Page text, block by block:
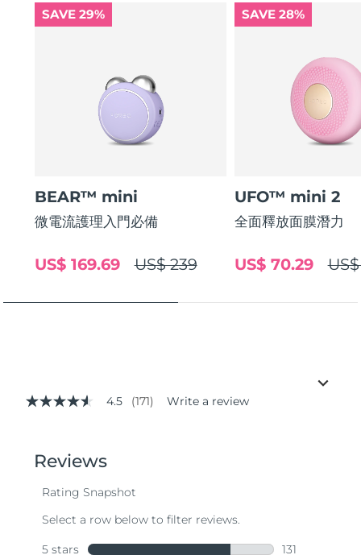
SAVE 29%
BEAR™ mini
微電流護理入門必備
US$ 239
US$ 169.69
SAVE 28%
UFO™ mini 2
全面釋放面膜潛力
US$ 70.29
4.5
stars,
average
value.
171
Same
4.5 (171) Write a review